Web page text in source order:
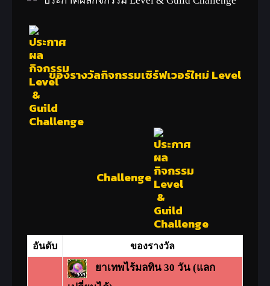
19
20
ของรางวัลกิจกรรมเซิร์ฟเวอร์ใหม่ Level
Challenge
อันดับ ของรางวัล
ยาเทพไร้มลทิน 30 วัน (แลก